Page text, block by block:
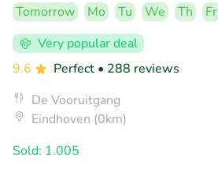
Tomorrow Mo Tu We Th
Fr
Very popular deal
9.6
Perfect • 288 reviews
De Vooruitgang
Eindhoven (0km)
Sold: 1.005